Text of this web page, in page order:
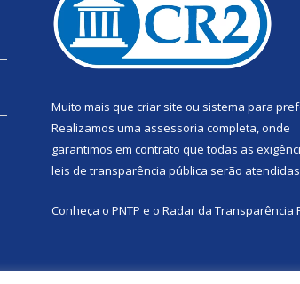
Muito mais que criar site ou sistema para
Realizamos uma assessoria completa, onde
garantimos em contrato que todas as
leis de transparência pública serão
Conheça o PNTP e o Radar da Transparência